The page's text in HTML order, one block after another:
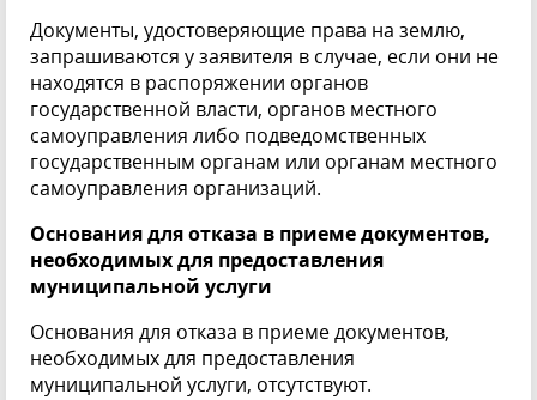
Документы, удостоверяющие права на землю,
запрашиваются у заявителя в случае, если они не
находятся в распоряжении органов
государственной власти, органов местного
самоуправления либо подведомственных
государственным органам или органам местного
самоуправления организаций.
Основания для отказа в приеме документов,
необходимых для предоставления
муниципальной услуги
Основания для отказа в приеме документов,
необходимых для предоставления
муниципальной услуги, отсутствуют.